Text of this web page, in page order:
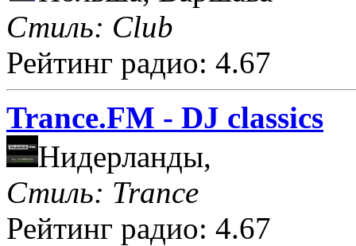
Стиль: Club
Рейтинг радио: 4.67
Trance.FM - DJ classics
Нидерланды,
Стиль: Trance
Рейтинг радио: 4.67